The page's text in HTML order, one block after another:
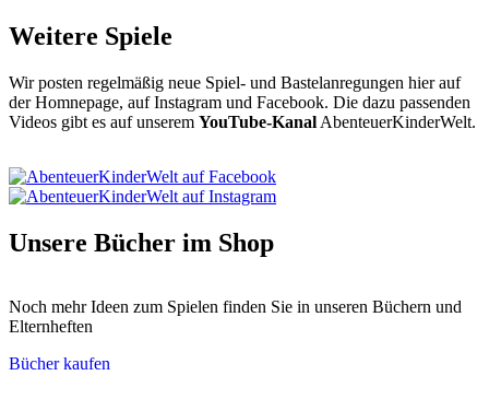
Weitere Spiele
Wir posten regelmäßig neue Spiel- und Bastelanregungen hier auf
der Homnepage, auf Instagram und Facebook. Die dazu passenden
Videos gibt es auf unserem YouTube-Kanal AbenteuerKinderWelt.
Unsere Bücher im Shop
Noch mehr Ideen zum Spielen finden Sie in unseren Büchern und
Elternheften
Bücher kaufen